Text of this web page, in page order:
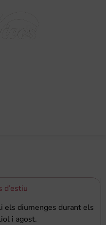
- 1895
d’estiu
els diumenges durant els
i agost.